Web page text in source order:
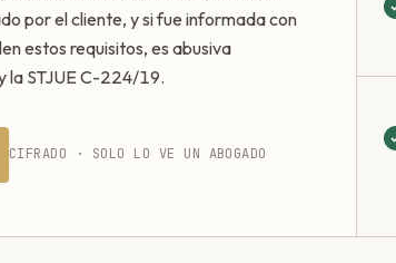
por el cliente, y si fue informada con
estos requisitos, es abusiva
la STJUE C-224/19.
CIFRADO · SOLO LO VE UN ABOGADO